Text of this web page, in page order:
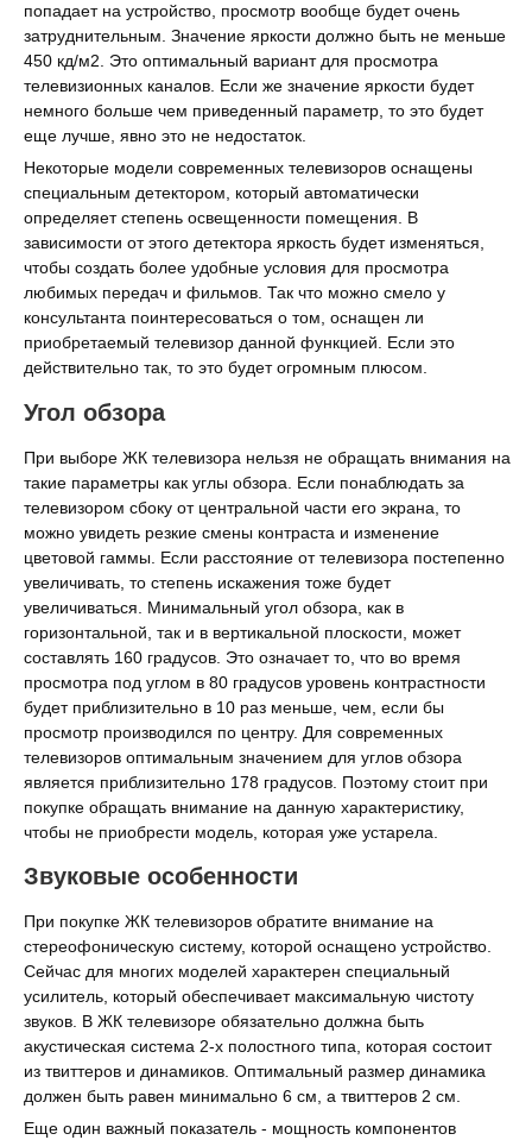
попадает на устройство, просмотр вообще будет очень
затруднительным. Значение яркости должно быть не меньше
450 кд/м2. Это оптимальный вариант для просмотра
телевизионных каналов. Если же значение яркости будет
немного больше чем приведенный параметр, то это будет
еще лучше, явно это не недостаток.
Некоторые модели современных телевизоров оснащены
специальным детектором, который автоматически
определяет степень освещенности помещения. В
зависимости от этого детектора яркость будет изменяться,
чтобы создать более удобные условия для просмотра
любимых передач и фильмов. Так что можно смело у
консультанта поинтересоваться о том, оснащен ли
приобретаемый телевизор данной функцией. Если это
действительно так, то это будет огромным плюсом.
Угол обзора
При выборе ЖК телевизора нельзя не обращать внимания на
такие параметры как углы обзора. Если понаблюдать за
телевизором сбоку от центральной части его экрана, то
можно увидеть резкие смены контраста и изменение
цветовой гаммы. Если расстояние от телевизора постепенно
увеличивать, то степень искажения тоже будет
увеличиваться. Минимальный угол обзора, как в
горизонтальной, так и в вертикальной плоскости, может
составлять 160 градусов. Это означает то, что во время
просмотра под углом в 80 градусов уровень контрастности
будет приблизительно в 10 раз меньше, чем, если бы
просмотр производился по центру. Для современных
телевизоров оптимальным значением для углов обзора
является приблизительно 178 градусов. Поэтому стоит при
покупке обращать внимание на данную характеристику,
чтобы не приобрести модель, которая уже устарела.
Звуковые особенности
При покупке ЖК телевизоров обратите внимание на
стереофоническую систему, которой оснащено устройство.
Сейчас для многих моделей характерен специальный
усилитель, который обеспечивает максимальную чистоту
звуков. В ЖК телевизоре обязательно должна быть
акустическая система 2-х полостного типа, которая состоит
из твиттеров и динамиков. Оптимальный размер динамика
должен быть равен минимально 6 см, а твиттеров 2 см.
Еще один важный показатель - мощность компонентов